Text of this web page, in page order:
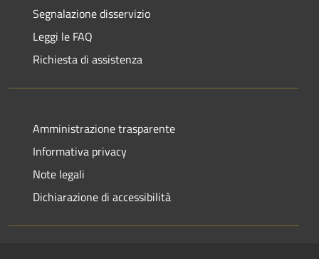
Segnalazione disservizio
Leggi le FAQ
Richiesta di assistenza
Amministrazione trasparente
Informativa privacy
Note legali
Dichiarazione di accessibilità